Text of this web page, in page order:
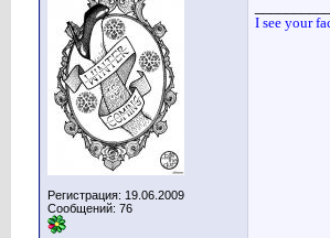
Регистрация: 19.06.2009
Сообщений: 76
I see your